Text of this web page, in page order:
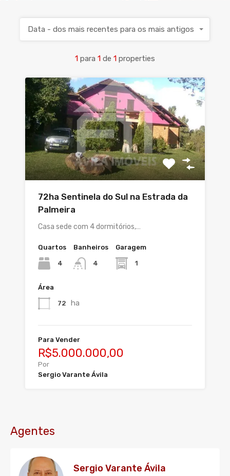
1 para 1 de 1 properties
Data - dos mais recentes para os mais antigos
72ha Sentinela do Sul na Estrada da
Palmeira
Casa sede com 4 dormitórios,…
Quartos
4
Banheiros
4
Garagem
1
Área
72 ha
Para Vender
R$5.000.000,00
Por
Sergio Varante Ávila
Agentes
Sergio Varante Ávila